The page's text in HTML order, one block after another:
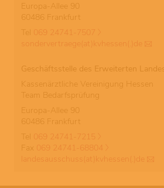
Europa-Allee 90
60486 Frankfurt
Tel 069 24741-7507
sondervertraege(at)kvhessen(.)de
Geschäftsstelle des Erweiterten
Kassenärztliche Vereinigung Hessen
Team Bedarfsprüfung
Europa-Allee 90
60486 Frankfurt
Tel 069 24741-7215
Fax 069 24741-68804
landesausschuss(at)kvhessen(.)de